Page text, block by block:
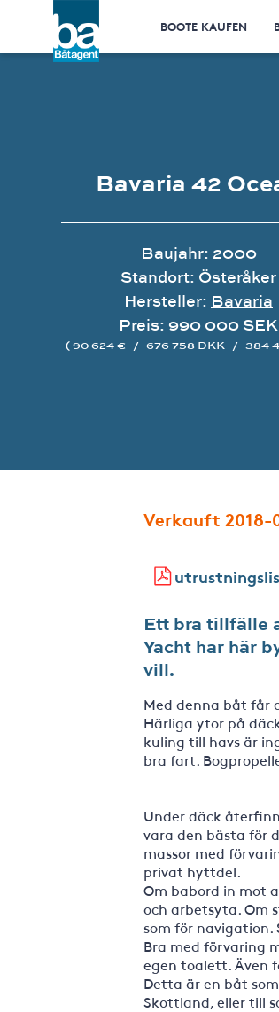
BOOTE KAUFEN
Bavaria 42
Baujahr: 2000
Standort: Österåker
Hersteller: Bavaria
Preis: 990 000 SEK
( 90 624 € / 676 758 DKK / 384
Verkauft 2018-
Ett bra tillfälle
Yacht har här
vill.
Med denna båt får
Härliga ytor på
kuling till havs är
bra fart.
Under däck
vara den bästa för
massor med
privat hyttdel.
Om babord in mot
och arbetsyta. Om
som för
Bra med förvaring
egen toalett. Även
Detta är en båt
Skottland, eller till